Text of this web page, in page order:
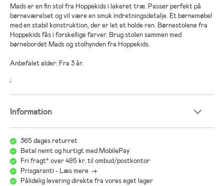
Mads er en fin stol fra Hoppekids i lakeret træ. Passer perfekt på
børneværelset og vil være en smuk indretningsdetalje. Et børnemøbel
med en stabil konstruktion, der er let at holde ren. Børnestolene fra
Hoppekids fås i forskellige farver. Brug stolen sammen med
børnebordet Mads og stolhynden fra Hoppekids.
Anbefalet alder: Fra 3 år.
;
Information
365 dages returret
Betal nemt og hurtigt med MobilePay
Fri fragt* over 495 kr. til ombud/postkontor
Prisgaranti - Læs mere ->
Pålidelig levering direkte fra vores eget lager